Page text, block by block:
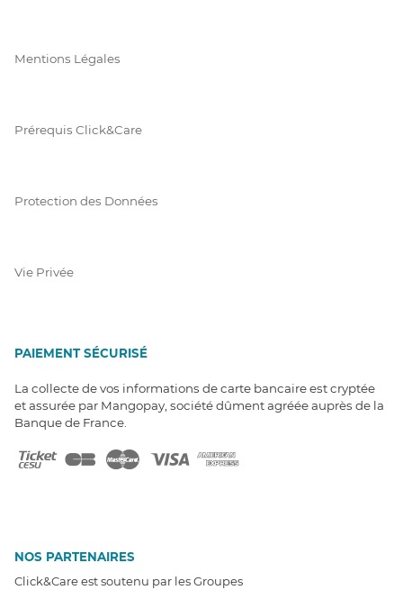
Mentions Légales
Prérequis Click&Care
Protection des Données
Vie Privée
PAIEMENT SÉCURISÉ
La collecte de vos informations de carte bancaire est cryptée
et assurée par Mangopay, société dûment agréée auprès de la
Banque de France.
NOS PARTENAIRES
Click&Care est soutenu par les Groupes